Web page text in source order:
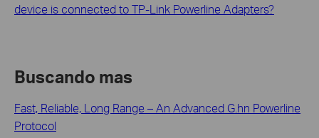
device is connected to TP-Link Powerline Adapters?
Buscando mas
Fast, Reliable, Long Range – An Advanced G.hn Powerline
Protocol